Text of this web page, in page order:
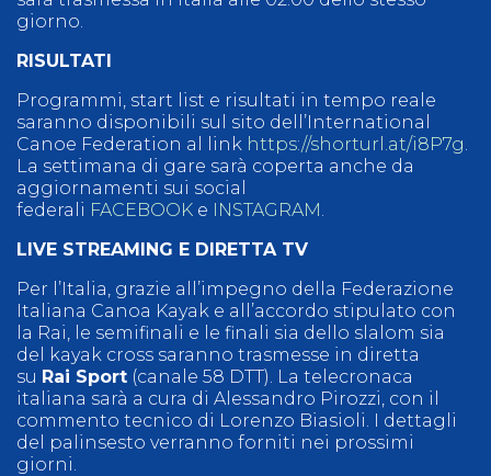
giorno.
RISULTATI
Programmi, start list e risultati in tempo reale
saranno disponibili sul sito dell’International
Canoe Federation al link https://shorturl.at/i8P7g
La settimana di gare sarà coperta anche da
aggiornamenti sui social
federali FACEBOOK e INSTAGRAM
LIVE STREAMING E DIRETTA TV
Per l’Italia, grazie all’impegno della Federazione
Italiana Canoa Kayak e all’accordo stipulato con
la Rai, le semifinali e le finali sia dello slalom sia
del kayak cross saranno trasmesse in diretta
su Rai Sport (canale 58 DTT). La telecronaca
italiana sarà a cura di Alessandro Pirozzi, con il
commento tecnico di Lorenzo Biasioli. I dettagli
del palinsesto verranno forniti nei prossimi
giorni.